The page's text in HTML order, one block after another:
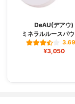
DeAU(デアウ)
ミネラルルースパ
3.69
¥3,050